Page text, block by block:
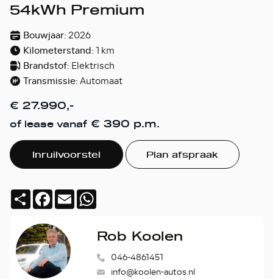
54kWh Premium
Bouwjaar:2026
Kilometerstand:1 km
Brandstof: Elektrisch
Transmissie:Automaat
€ 27.990,-
of lease vanaf € 390 p.m.
Inruilvoorstel Plan afspraak
DeelFacebook
Email
Rob Koolen
046-4861451
info@koolen-autos.nl